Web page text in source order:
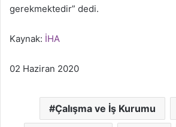
gerekmektedir” dedi.
Kaynak: İHA
02 Haziran 2020
Çalışma ve İş Kurumu